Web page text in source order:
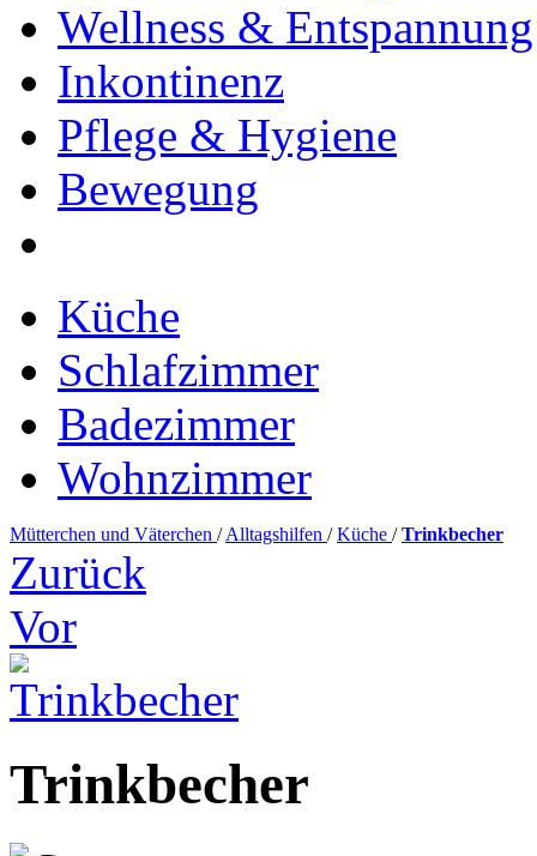
Wellness & Entspannung
Inkontinenz
Pflege & Hygiene
Bewegung
Küche
Schlafzimmer
Badezimmer
Wohnzimmer
Mütterchen und Väterchen / Alltagshilfen / Küche / Trinkbecher
Zurück
Vor
Trinkbecher